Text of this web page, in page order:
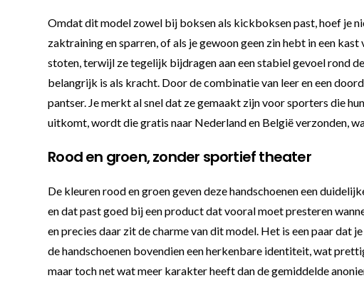
Omdat dit model zowel bij boksen als kickboksen past, hoef je
zaktraining en sparren, of als je gewoon geen zin hebt in een
stoten, terwijl ze tegelijk bijdragen aan een stabiel gevoel rond
belangrijk is als kracht. Door de combinatie van leer en een
pantser. Je merkt al snel dat ze gemaakt zijn voor sporters die
uitkomt, wordt die gratis naar Nederland en België verzonden,
Rood en groen, zonder sportief theater
De kleuren rood en groen geven deze handschoenen een
en dat past goed bij een product dat vooral moet presteren
en precies daar zit de charme van dit model. Het is een paar
de handschoenen bovendien een herkenbare identiteit, wat
maar toch net wat meer karakter heeft dan de gemiddelde